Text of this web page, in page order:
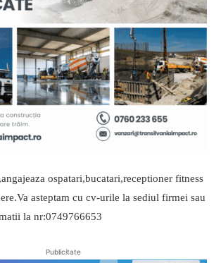
ospatari,bucatari,receptioner fitness
asteptam cu cv-urile la sediul firmei sau
la nr:0749766653
Publicitate